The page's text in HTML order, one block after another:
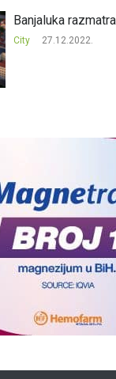
Banjaluka
City 27.12.2022.